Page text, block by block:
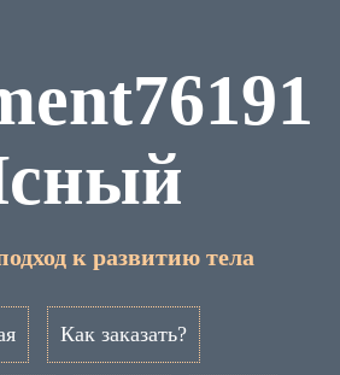
к развитию тела
Как заказать?